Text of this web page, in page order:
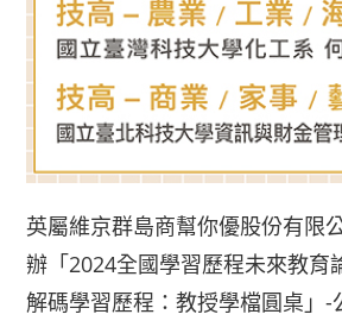
英屬維京群島商幫你優股份有限
辦「2024全國學習歷程未來教育
解碼學習歷程：教授學檔圓桌」-